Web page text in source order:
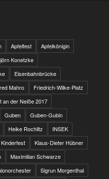
Apfelfest
Apfelkönigin
Konetzke
Eisenbahnbrücke
Mahro
Friedrich-Wilke-Platz
an der Neiße 2017
Guben
Guben-Gubin
Heike Rochlitz
INSEK
Kinderfest
Klaus-Dieter Hübner
Maximilian Schwarze
Sigrun Morgenthal